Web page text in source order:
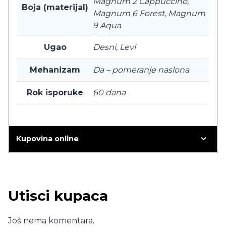
Boja (materijal)
Magnum 6 Forest, Magnum
9 Aqua
Ugao Desni, Levi
Mehanizam Da – pomeranje naslona
Rok isporuke 60 dana
Kupovina online
Utisci kupaca
Još nema komentara.